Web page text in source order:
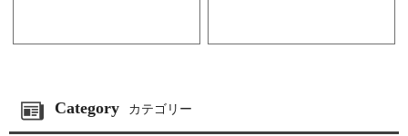
Category カテゴリー